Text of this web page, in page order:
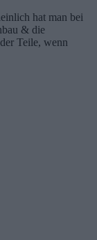
hat man bei
& die
Teile, wenn